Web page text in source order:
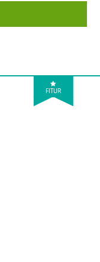
FITUR